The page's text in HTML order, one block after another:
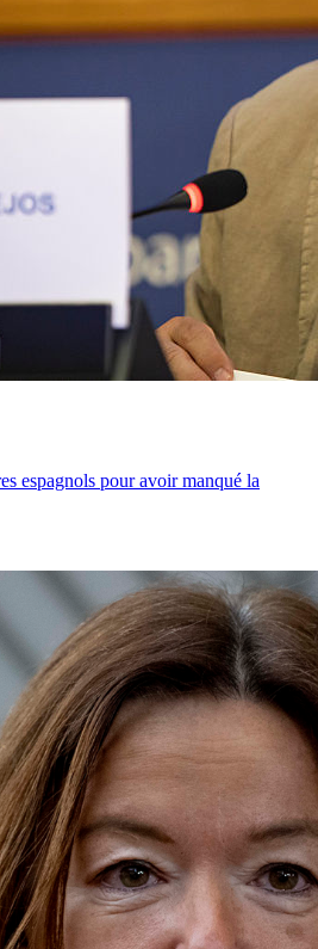
espagnols pour avoir manqué la